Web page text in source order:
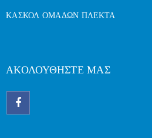
ΚΑΣΚΟΛ ΟΜΑΔΩΝ ΠΛΕΚΤΑ
ΑΚΟΛΟΥΘΗΣΤΕ ΜΑΣ